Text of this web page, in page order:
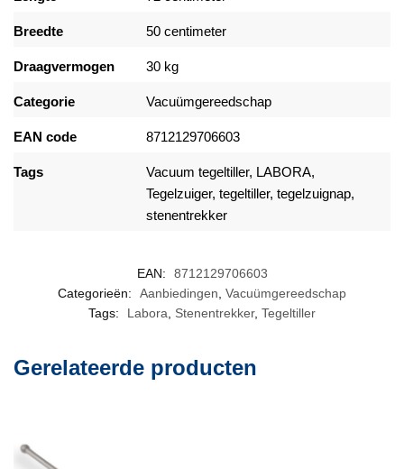
Breedte 50 centimeter
Draagvermogen 30 kg
Categorie Vacuümgereedschap
EAN code 8712129706603
Tags Vacuum tegeltiller, LABORA,
Tegelzuiger, tegeltiller, tegelzuignap,
stenentrekker
EAN:
8712129706603
Categorieën:
Aanbiedingen, Vacuümgereedschap
Tags:
Labora, Stenentrekker, Tegeltiller
Gerelateerde producten